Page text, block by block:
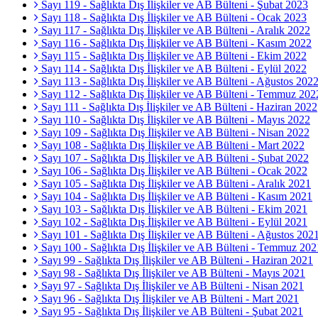
Sayı 119 - Sağlıkta Dış İlişkiler ve AB Bülteni - Şubat 2023
Sayı 118 - Sağlıkta Dış İlişkiler ve AB Bülteni - Ocak 2023
Sayı 117 - Sağlıkta Dış İlişkiler ve AB Bülteni - Aralık 2022
Sayı 116 - Sağlıkta Dış İlişkiler ve AB Bülteni - Kasım 2022
Sayı 115 - Sağlıkta Dış İlişkiler ve AB Bülteni - Ekim 2022
Sayı 114 - Sağlıkta Dış İlişkiler ve AB Bülteni - Eylül 2022
Sayı 113 - Sağlıkta Dış İlişkiler ve AB Bülteni - Ağustos 2022
Sayı 112 - Sağlıkta Dış İlişkiler ve AB Bülteni - Temmuz
Sayı 111 - Sağlıkta Dış İlişkiler ve AB Bülteni - Haziran 2022
Sayı 110 - Sağlıkta Dış İlişkiler ve AB Bülteni - Mayıs 2022
Sayı 109 - Sağlıkta Dış İlişkiler ve AB Bülteni - Nisan 2022
Sayı 108 - Sağlıkta Dış İlişkiler ve AB Bülteni - Mart 2022
Sayı 107 - Sağlıkta Dış İlişkiler ve AB Bülteni - Şubat 2022
Sayı 106 - Sağlıkta Dış İlişkiler ve AB Bülteni - Ocak 2022
Sayı 105 - Sağlıkta Dış İlişkiler ve AB Bülteni - Aralık 2021
Sayı 104 - Sağlıkta Dış İlişkiler ve AB Bülteni - Kasım 2021
Sayı 103 - Sağlıkta Dış İlişkiler ve AB Bülteni - Ekim 2021
Sayı 102 - Sağlıkta Dış İlişkiler ve AB Bülteni - Eylül 2021
Sayı 101 - Sağlıkta Dış İlişkiler ve AB Bülteni - Ağustos 2021
Sayı 100 - Sağlıkta Dış İlişkiler ve AB Bülteni - Temmuz
Sayı 99 - Sağlıkta Dış İlişkiler ve AB Bülteni - Haziran 2021
Sayı 98 - Sağlıkta Dış İlişkiler ve AB Bülteni - Mayıs 2021
Sayı 97 - Sağlıkta Dış İlişkiler ve AB Bülteni - Nisan 2021
Sayı 96 - Sağlıkta Dış İlişkiler ve AB Bülteni - Mart 2021
Sayı 95 - Sağlıkta Dış İlişkiler ve AB Bülteni - Şubat 2021